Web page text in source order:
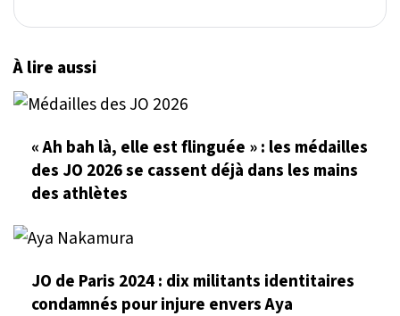
À lire aussi
« Ah bah là, elle est flinguée » : les médailles
des JO 2026 se cassent déjà dans les mains
des athlètes
JO de Paris 2024 : dix militants identitaires
condamnés pour injure envers Aya